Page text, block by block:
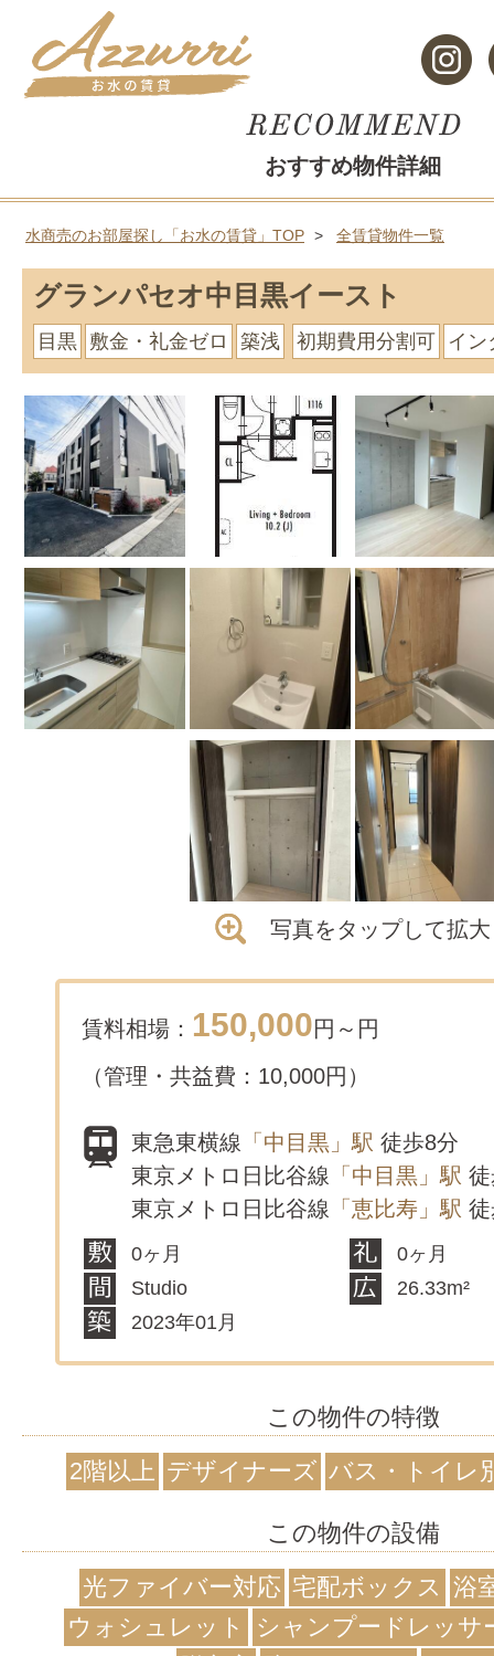
おすすめ物件詳細
水商売のお部屋探し「お水の賃貸」TOP 全賃貸物件一覧
グランパセオ中目黒イースト
目黒 敷金・礼金ゼロ 築浅 初期費用分割可 イン
写真をタップして拡大
賃料相場： 150,000円～ 円
（管理・共益費：10,000円）
東急東横線 「中目黒」駅 徒歩8分
東京メトロ日比谷線 「中目黒」駅
東京メトロ日比谷線 「恵比寿」駅
0ヶ月
0ヶ月
Studio
26.33m²
2023年01月
この物件の特徴
2階以上 デザイナーズ バス・トイレ
この物件の設備
光ファイバー対応 宅配ボックス 浴
ウォシュレット
シャンプードレッサ